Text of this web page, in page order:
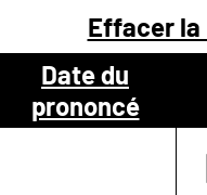
Effacer
Date du
prononcé